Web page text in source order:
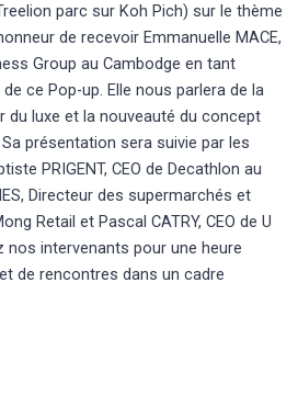
parc sur Koh Pich) sur le thème
de recevoir Emmanuelle MACE,
Group au Cambodge en tant
ce Pop-up. Elle nous parlera de la
luxe et la nouveauté du concept
présentation sera suivie par les
PRIGENT, CEO de Decathlon au
Directeur des supermarchés et
Retail et Pascal CATRY, CEO de U
nos intervenants pour une heure
de rencontres dans un cadre